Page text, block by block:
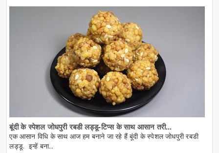
बूंदी के स्पेशल जोधपुरी रबडी लड्डू-टिप्स के साथ आसान तरी...
एक आसान विधि के साथ आज हम बनाने जा रहे हैं बूंदी के स्पेशल जोधपुरी रबडी
लड्डू. इन्हें बना...